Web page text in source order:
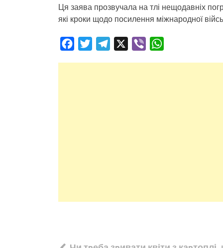
Ця заява прозвучала на тлі нещодавніх
які кроки щодо посилення міжнародної
FacebookTwitterTelegram Viber
Навігація